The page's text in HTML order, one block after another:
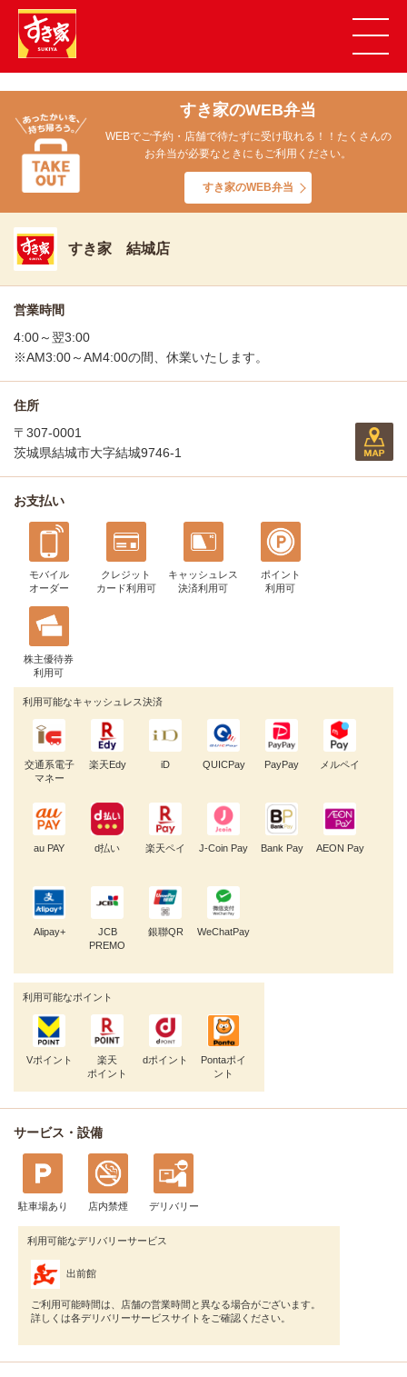
すき家のWEB弁当
WEBでご予約・店舗で待たずに受け取れる！！たくさんの
お弁当が必要なときにもご利用ください。
すき家のWEB弁当
すき家 結城店
営業時間
4:00～翌3:00
※AM3:00～AM4:00の間、休業いたします。
住所
〒307-0001
茨城県結城市大字結城9746-1
お支払い
モバイル
オーダー
クレジット
カード利用可
キャッシュレス
決済利用可
ポイント
利用可
株主優待券
利用可
利用可能なキャッシュレス決済
交通系電子
マネー
楽天Edy iD QUICPay PayPay メルペイ
au PAY d払い 楽天ペイ J-Coin Pay Bank Pay AEON Pay
Alipay+
JCB
PREMO
銀聯QR WeChatPay
利用可能なポイント
Vポイント
楽天
ポイント
dポイント
Pontaポイ
ント
サービス・設備
駐車場あり 店内禁煙 デリバリー
利用可能なデリバリーサービス
出前館
ご利用可能時間は、店舗の営業時間と異なる場合がございます。
詳しくは各デリバリーサービスサイトをご確認ください。